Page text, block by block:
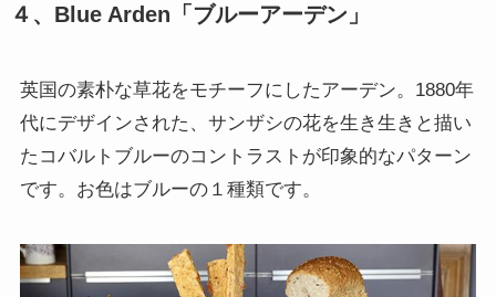
４、Blue Arden「ブルーアーデン」
英国の素朴な草花をモチーフにしたアーデン。1880年
代にデザインされた、サンザシの花を生き生きと描い
たコバルトブルーのコントラストが印象的なパターン
です。お色はブルーの１種類です。